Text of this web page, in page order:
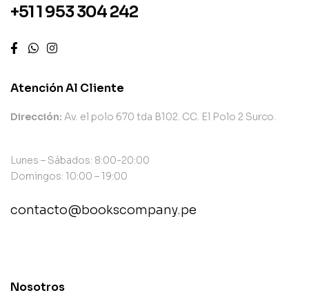
+51 1 953 304 242
Atención Al Cliente
Dirección: Av. el polo 670 tda B102. CC. El Polo 2 Surco.
Lunes – Sábados: 8:00-20:00
Domingos: 10:00 – 19:00
contacto@bookscompany.pe
Nosotros